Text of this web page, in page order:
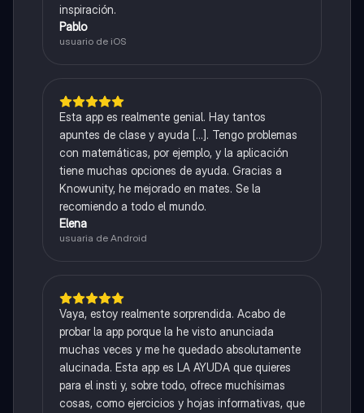
inspiración.
Pablo
usuario de iOS
Esta app es realmente genial. Hay tantos
apuntes de clase y ayuda [...]. Tengo problemas
con matemáticas, por ejemplo, y la aplicación
tiene muchas opciones de ayuda. Gracias a
Knowunity, he mejorado en mates. Se la
recomiendo a todo el mundo.
Elena
usuaria de Android
Vaya, estoy realmente sorprendida. Acabo de
probar la app porque la he visto anunciada
muchas veces y me he quedado absolutamente
alucinada. Esta app es LA AYUDA que quieres
para el insti y, sobre todo, ofrece muchísimas
cosas, como ejercicios y hojas informativas, que